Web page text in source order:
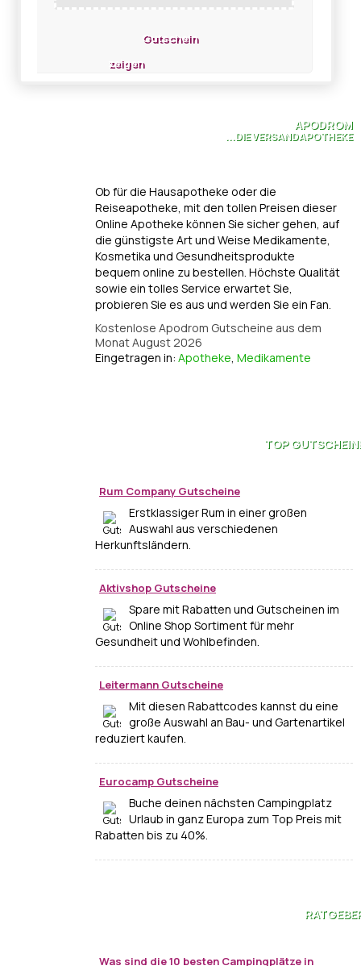
Gutschein
zeigen
APODROM
...DIE VERSANDAPOTHEKE
Ob für die Hausapotheke oder die
Reiseapotheke, mit den tollen Preisen dieser
Online Apotheke können Sie sicher gehen, auf
die günstigste Art und Weise Medikamente,
Kosmetika und Gesundheitsprodukte
bequem online zu bestellen. Höchste Qualität
sowie ein tolles Service erwartet Sie,
probieren Sie es aus und werden Sie ein Fan.
Kostenlose Apodrom Gutscheine aus dem
Monat August 2026
Eingetragen in: Apotheke, Medikamente
TOP
Rum Company Gutscheine
Erstklassiger Rum in einer großen
Auswahl aus verschiedenen
Herkunftsländern.
Aktivshop Gutscheine
Spare mit Rabatten und Gutscheinen im
Online Shop Sortiment für mehr
Gesundheit und Wohlbefinden.
Leitermann Gutscheine
Mit diesen Rabattcodes kannst du eine
große Auswahl an Bau- und Gartenartikel
reduziert kaufen.
Eurocamp Gutscheine
Buche deinen nächsten Campingplatz
Urlaub in ganz Europa zum Top Preis mit
Rabatten bis zu 40%.
Was sind die 10 besten Campingplätze in